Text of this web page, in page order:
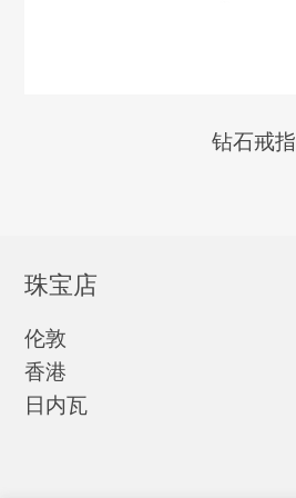
钻石戒指
珠宝店
伦敦
香港
日内瓦